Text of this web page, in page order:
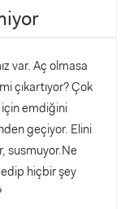
var. Aç olmasa
çıkartıyor? Çok
için emdiğini
geçiyor. Elini
susmuyor.Ne
hiçbir şey